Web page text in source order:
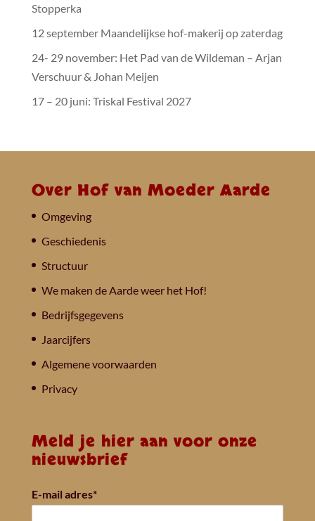
Stopperka
12 september Maandelijkse hof-makerij op zaterdag
24- 29 november: Het Pad van de Wildeman – Arjan
Verschuur & Johan Meijen
17 – 20 juni: Triskal Festival 2027
Over Hof van Moeder Aarde
Omgeving
Geschiedenis
Structuur
We maken de Aarde weer het Hof!
Bedrijfsgegevens
Jaarcijfers
Algemene voorwaarden
Privacy
Meld je hier aan voor onze
nieuwsbrief
E-mail adres*